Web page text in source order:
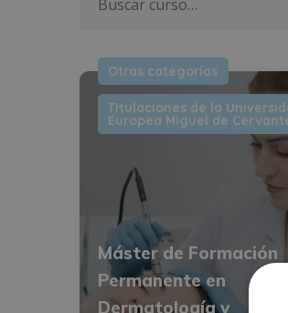
Otras categorías
Titulaciones de la
Europea Miguel de
Máster de Formación
Permanente en
Dermatología y